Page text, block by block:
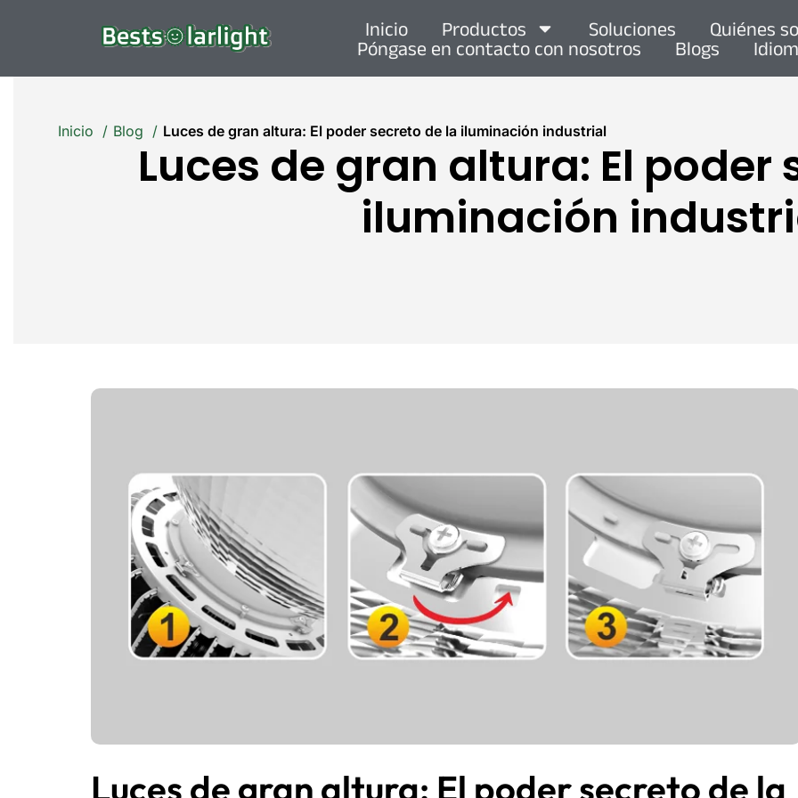
Inicio Productos Soluciones
Quiénes
Póngase en contacto con nosotros
Blogs
Inicio Blog Luces de gran altura: El poder secreto de la iluminación industrial
Luces de gran altura: El poder
iluminación
Luces de gran altura: El poder secreto de la